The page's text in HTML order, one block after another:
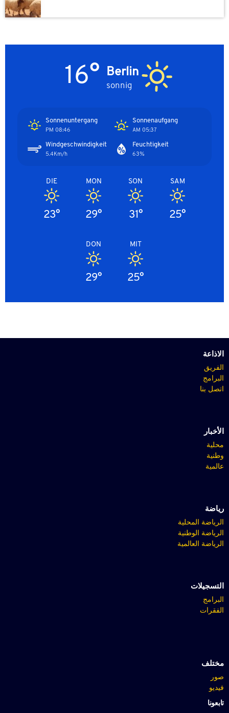
Berlin
sonnig
16°
Sonnenaufgang
05:37 AM
Sonnenuntergang
08:46 PM
Feuchtigkeit
63%
Windgeschwindigkeit
5.4Km/h
SAM
25°
SON
31°
MON
29°
DIE
23°
MIT
25°
DON
29°
الاذاعة
الفريق
البرامج
اتصل بنا
الأخبار
محلية
وطنية
عالمية
رياضة
الرياضة المحلية
الرياضة الوطنية
الرياضة العالمية
التسجيلات
البرامج
الفقرات
مختلف
صور
فيديو
تابعونا